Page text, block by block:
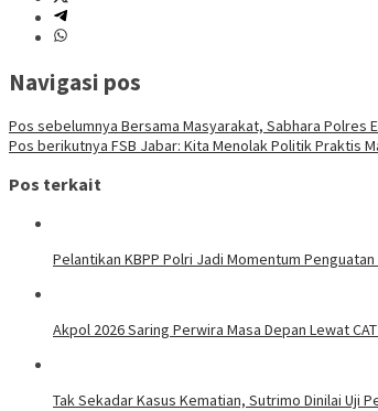
Navigasi pos
Pos sebelumnya Bersama Masyarakat, Sabhara Polres
Pos berikutnya FSB Jabar: Kita Menolak Politik Praktis
Pos terkait
Pelantikan KBPP Polri Jadi Momentum
Akpol 2026 Saring Perwira Masa Depan Lewat
Tak Sekadar Kasus Kematian, Sutrimo Dinilai Uji